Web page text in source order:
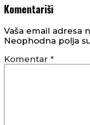
Komentariši
Vaša email adresa
Neophodna polja
Komentar *